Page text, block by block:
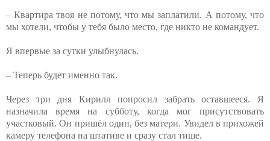
– Квартира твоя не потому, что мы заплатили. А потому, что
мы хотели, чтобы у тебя было место, где никто не командует.
Я впервые за сутки улыбнулась.
– Теперь будет именно так.
Через три дня Кирилл попросил забрать оставшееся. Я
назначила время на субботу, когда мог присутствовать
участковый. Он пришёл один, без матери. Увидел в прихожей
камеру телефона на штативе и сразу стал тише.